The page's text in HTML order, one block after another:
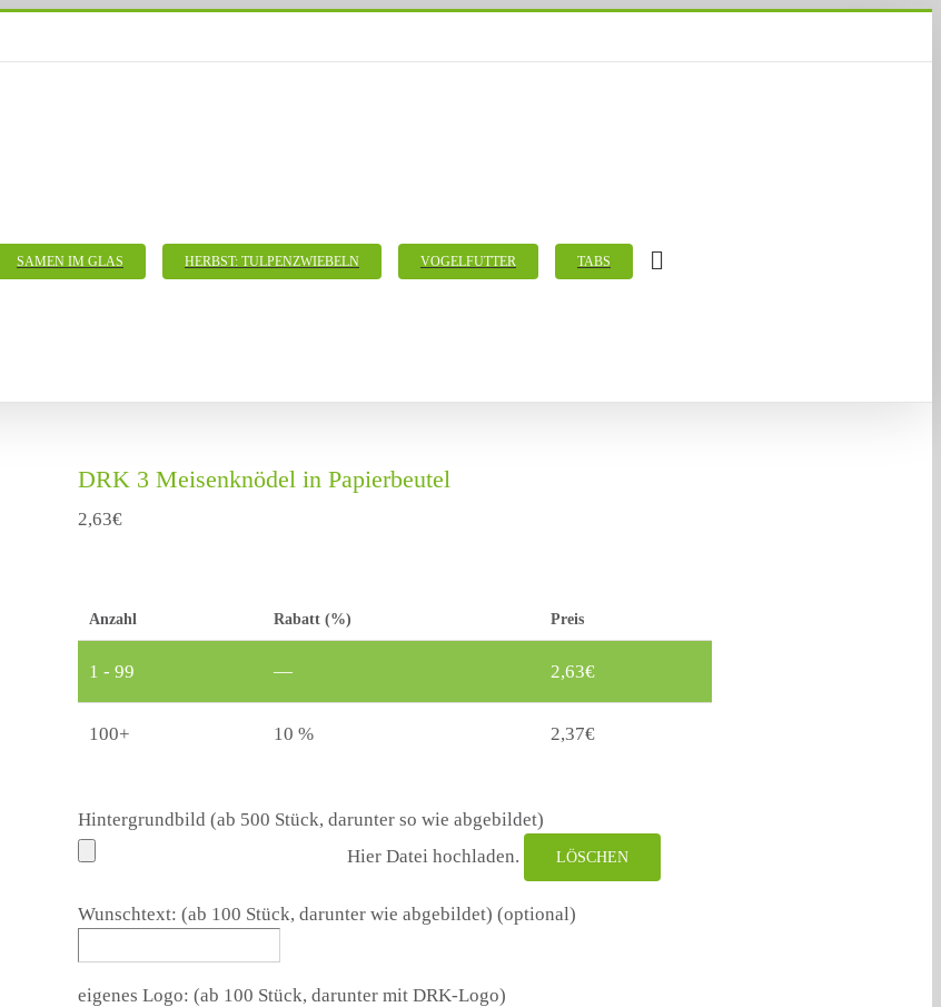
SAMEN IM GLAS HERBST: TULPENZWIEBELN VOGELFUTTER TABS
DRK 3 Meisenknödel in Papierbeutel
2,63€
Anzahl Rabatt (%) Preis
1 - 99 — 2,63€
100+ 10 % 2,37€
Hintergrundbild (ab 500 Stück, darunter so wie abgebildet)
Hier Datei hochladen.
LÖSCHEN
Wunschtext: (ab 100 Stück, darunter wie abgebildet) (optional)
eigenes Logo: (ab 100 Stück, darunter mit DRK-Logo)